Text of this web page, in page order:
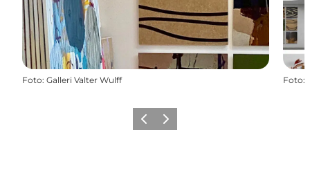
Foto: Galleri Valter Wulff Foto:
ForrigeNæste